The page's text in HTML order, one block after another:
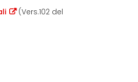
(Vers.102 del